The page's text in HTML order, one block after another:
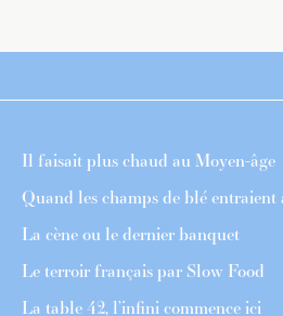
Il faisait plus chaud au Moyen-âge
Quand les champs de blé entraient
La cène ou le dernier banquet
Le terroir français par Slow Food
La table 42, l’infini commence ici